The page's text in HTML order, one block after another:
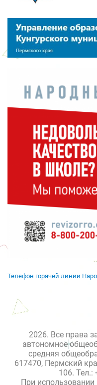
Телефон горячей линии
2026. Все права
автономное
средняя
617470, Пермский
106. Тел.:
При